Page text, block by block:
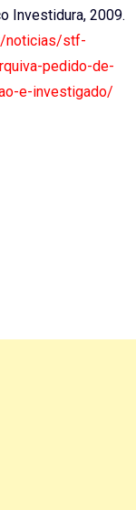
Investidura, 2009.
noticias/stf-
pedido-de-
e-investigado/